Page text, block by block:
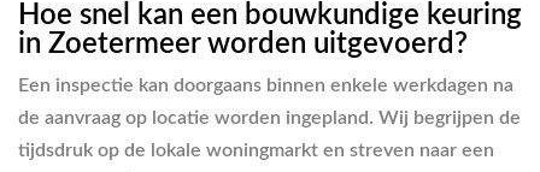
Hoe snel kan een bouwkundige keuring
in Zoetermeer worden uitgevoerd?
Een inspectie kan doorgaans binnen enkele werkdagen na
de aanvraag op locatie worden ingepland. Wij begrijpen de
tijdsdruk op de lokale woningmarkt en streven naar een